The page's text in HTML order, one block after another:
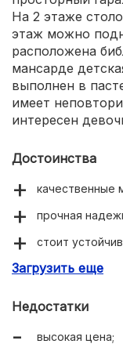
На 2 этаже
этаж можно
расположена
мансарде
выполнен в
имеет
интересен
Достоинства
качественные
прочная
стоит
более 30
Загрузить еще
Недостатки
высокая цена;